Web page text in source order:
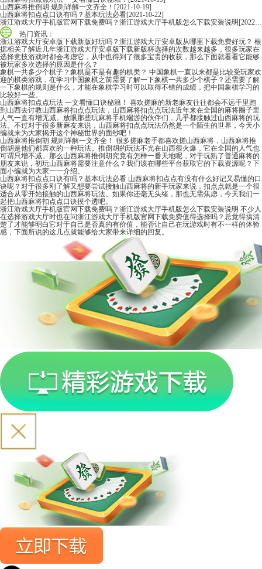
山西麻将推倒胡 规则详解一文齐全！ [2021-10-19]
山西麻将扣点点口诀有吗？基本玩法必看[2021-10-22]
浙江游戏大厅手机版官网下载免费吗？浙江游戏大厅手机版怎么下载安装说明 [2022-06-16]
热门资讯：
浙江游戏大厅安卓版下载新版好玩吗？浙江游戏大厅安卓版从哪里下载免费好玩？ 根
据相关了解近几年浙江游戏大厅安卓版下载新版杯选择的次数越来越多，很多玩家在
选择竞技游戏时都会考虑它，从中也得到了很多宝贵的收获，那么下面就看看它能够
被玩家多次选择的原因是什么？
象棋一共多少个棋子？象棋是不是有趣的棋类？ 中国象棋一直以来都是比较受玩家欢
迎的棋类游戏，在学习中国象棋之前需要了解一下象棋一共多少个棋子？还需要了解
一下象棋的规则是什么，才能在象棋学习时可以取得不错的成绩，把中国象棋学习的
比较好一些。
山西麻将扣点点玩法 一文看懂口诀秘籍！ 喜欢搓麻的新老麻友往往都会不远千里跑
到山西去讨教山西麻将扣点点玩法，山西麻将扣点点玩法近年来在全国的麻将圈子里
人气一直有增无减。放眼那些玩麻将手机端游的伙伴们，几乎都接触过山西麻将的玩
法。不过对于很多新麻友来说，山西麻将扣点点玩法仍然是一个陌生的世界，今天小
编就来为大家揭开这个神秘世界的面纱吧！
山西麻将推倒胡 规则详解一文齐全！ 很多搓麻老手都喜欢搓山西麻将，山西麻将推
倒胡是他们都喜欢的一种玩法。推倒胡的玩法不光在山西很火爆，它在全国的人气也
可谓只增不减。那么山西麻将推倒胡究竟有怎样一番天地呢，对于玩熟了普通麻将的
朋友来说，初玩山西麻将需要注意什么？我们该在哪些平台获取它的下载资源呢？下
面小编就为大家一一介绍。
山西麻将扣点点口诀有吗？基本玩法必看 山西麻将扣点点有没有什么好记又易懂的口
诀呢？对于很多刚了解又想要尝试接触山西麻将的新手玩家来说，扣点点就是一个很
适合从零开始接触的山西麻将玩法。如果你还毫无头绪，那也无需焦虑，今天我们一
起把山西麻将扣点点口诀摸个透吧。
浙江游戏大厅手机版官网下载免费吗？浙江游戏大厅手机版怎么下载安装说明 不少人
在选择游戏大厅时也在问浙江游戏大厅手机版官网下载免费值得选择吗？总觉得搞清
楚了才能够明白它对于自己是否真的有价值，能否让自己在玩游戏时有不一样的体验
感，下面所说的这几点就能够给大家带来详细的回复。